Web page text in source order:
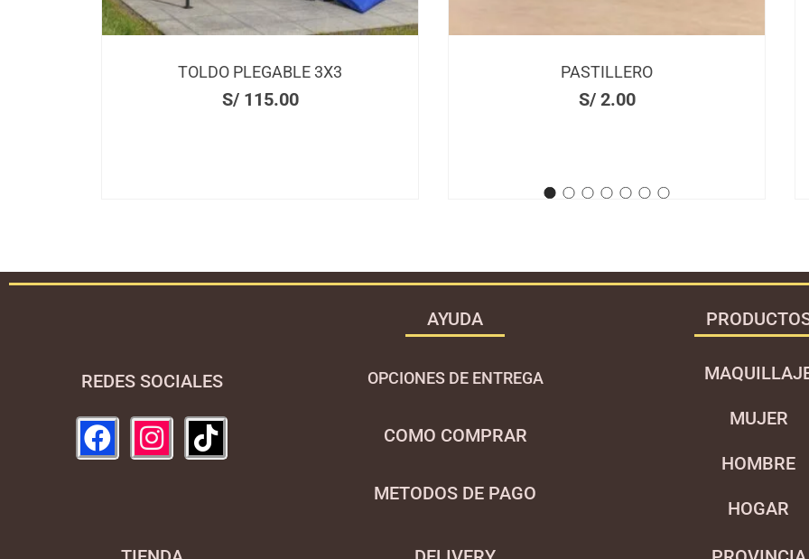
PASTILLERO
S/2.00
ZAPATERA CON PERCHERO
S/27.00
REDES SOCIALES
AYUDA
OPCIONES DE ENTREGA
COMO COMPRAR
METODOS DE PAGO
MUJER
HOMBRE
HOGAR